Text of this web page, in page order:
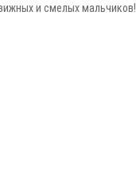
и смелых мальчиков!